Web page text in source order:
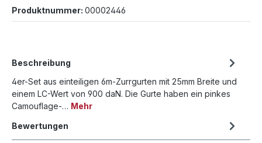
Produktnummer: 00002446
Beschreibung
4er-Set aus einteiligen 6m-Zurrgurten mit 25mm Breite und
einem LC-Wert von 900 daN. Die Gurte haben ein pinkes
Camouflage-… Mehr
Bewertungen